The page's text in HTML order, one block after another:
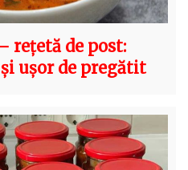
rețetă de post:
ușor de pregătit